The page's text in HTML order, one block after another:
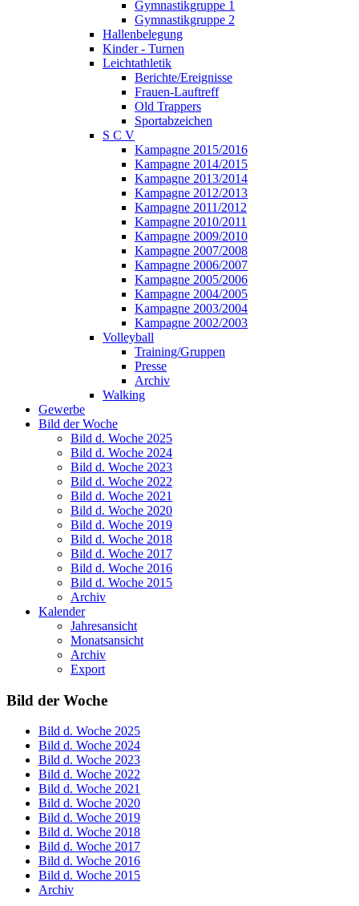
Gymnastikgruppe 1
Gymnastikgruppe 2
Hallenbelegung
Kinder - Turnen
Leichtathletik
Berichte/Ereignisse
Frauen-Lauftreff
Old Trappers
Sportabzeichen
S C V
Kampagne 2015/2016
Kampagne 2014/2015
Kampagne 2013/2014
Kampagne 2012/2013
Kampagne 2011/2012
Kampagne 2010/2011
Kampagne 2009/2010
Kampagne 2007/2008
Kampagne 2006/2007
Kampagne 2005/2006
Kampagne 2004/2005
Kampagne 2003/2004
Kampagne 2002/2003
Volleyball
Training/Gruppen
Presse
Archiv
Walking
Gewerbe
Bild der Woche
Bild d. Woche 2025
Bild d. Woche 2024
Bild d. Woche 2023
Bild d. Woche 2022
Bild d. Woche 2021
Bild d. Woche 2020
Bild d. Woche 2019
Bild d. Woche 2018
Bild d. Woche 2017
Bild d. Woche 2016
Bild d. Woche 2015
Archiv
Kalender
Jahresansicht
Monatsansicht
Archiv
Export
Bild der Woche
Bild d. Woche 2025
Bild d. Woche 2024
Bild d. Woche 2023
Bild d. Woche 2022
Bild d. Woche 2021
Bild d. Woche 2020
Bild d. Woche 2019
Bild d. Woche 2018
Bild d. Woche 2017
Bild d. Woche 2016
Bild d. Woche 2015
Archiv